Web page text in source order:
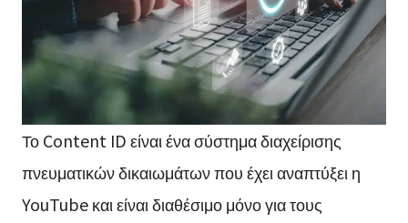
Το Content ID είναι ένα σύστημα διαχείρισης
πνευματικών δικαιωμάτων που έχει αναπτύξει η
YouTube και είναι διαθέσιμο μόνο για τους